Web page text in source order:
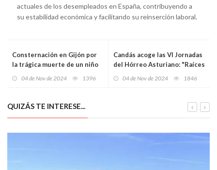
actuales de los desempleados en España, contribuyendo a
su estabilidad económica y facilitando su reinserción laboral.
Consternación en Gijón por
la trágica muerte de un niño
04 de Nov de 2024 1396
Candás acoge las VI Jornadas
del Hórreo Asturiano: "Raíces
04 de Nov de 2024 1846
QUIZÁS TE INTERESE...